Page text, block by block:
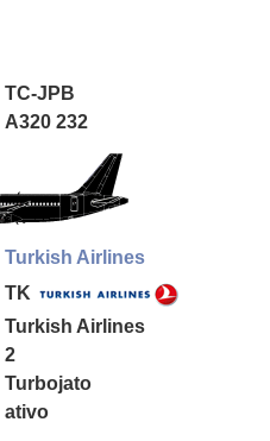
TC-JPB
A320 232
Turkish Airlines
TK
Turkish Airlines
2
Turbojato
ativo